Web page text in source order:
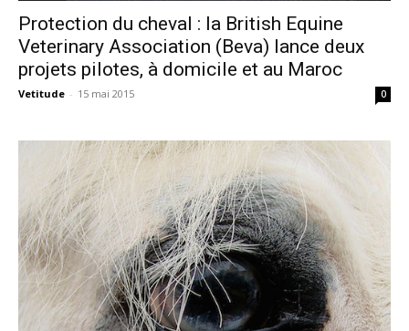
Protection du cheval : la British Equine
Veterinary Association (Beva) lance deux
projets pilotes, à domicile et au Maroc
Vetitude - 15 mai 2015 0